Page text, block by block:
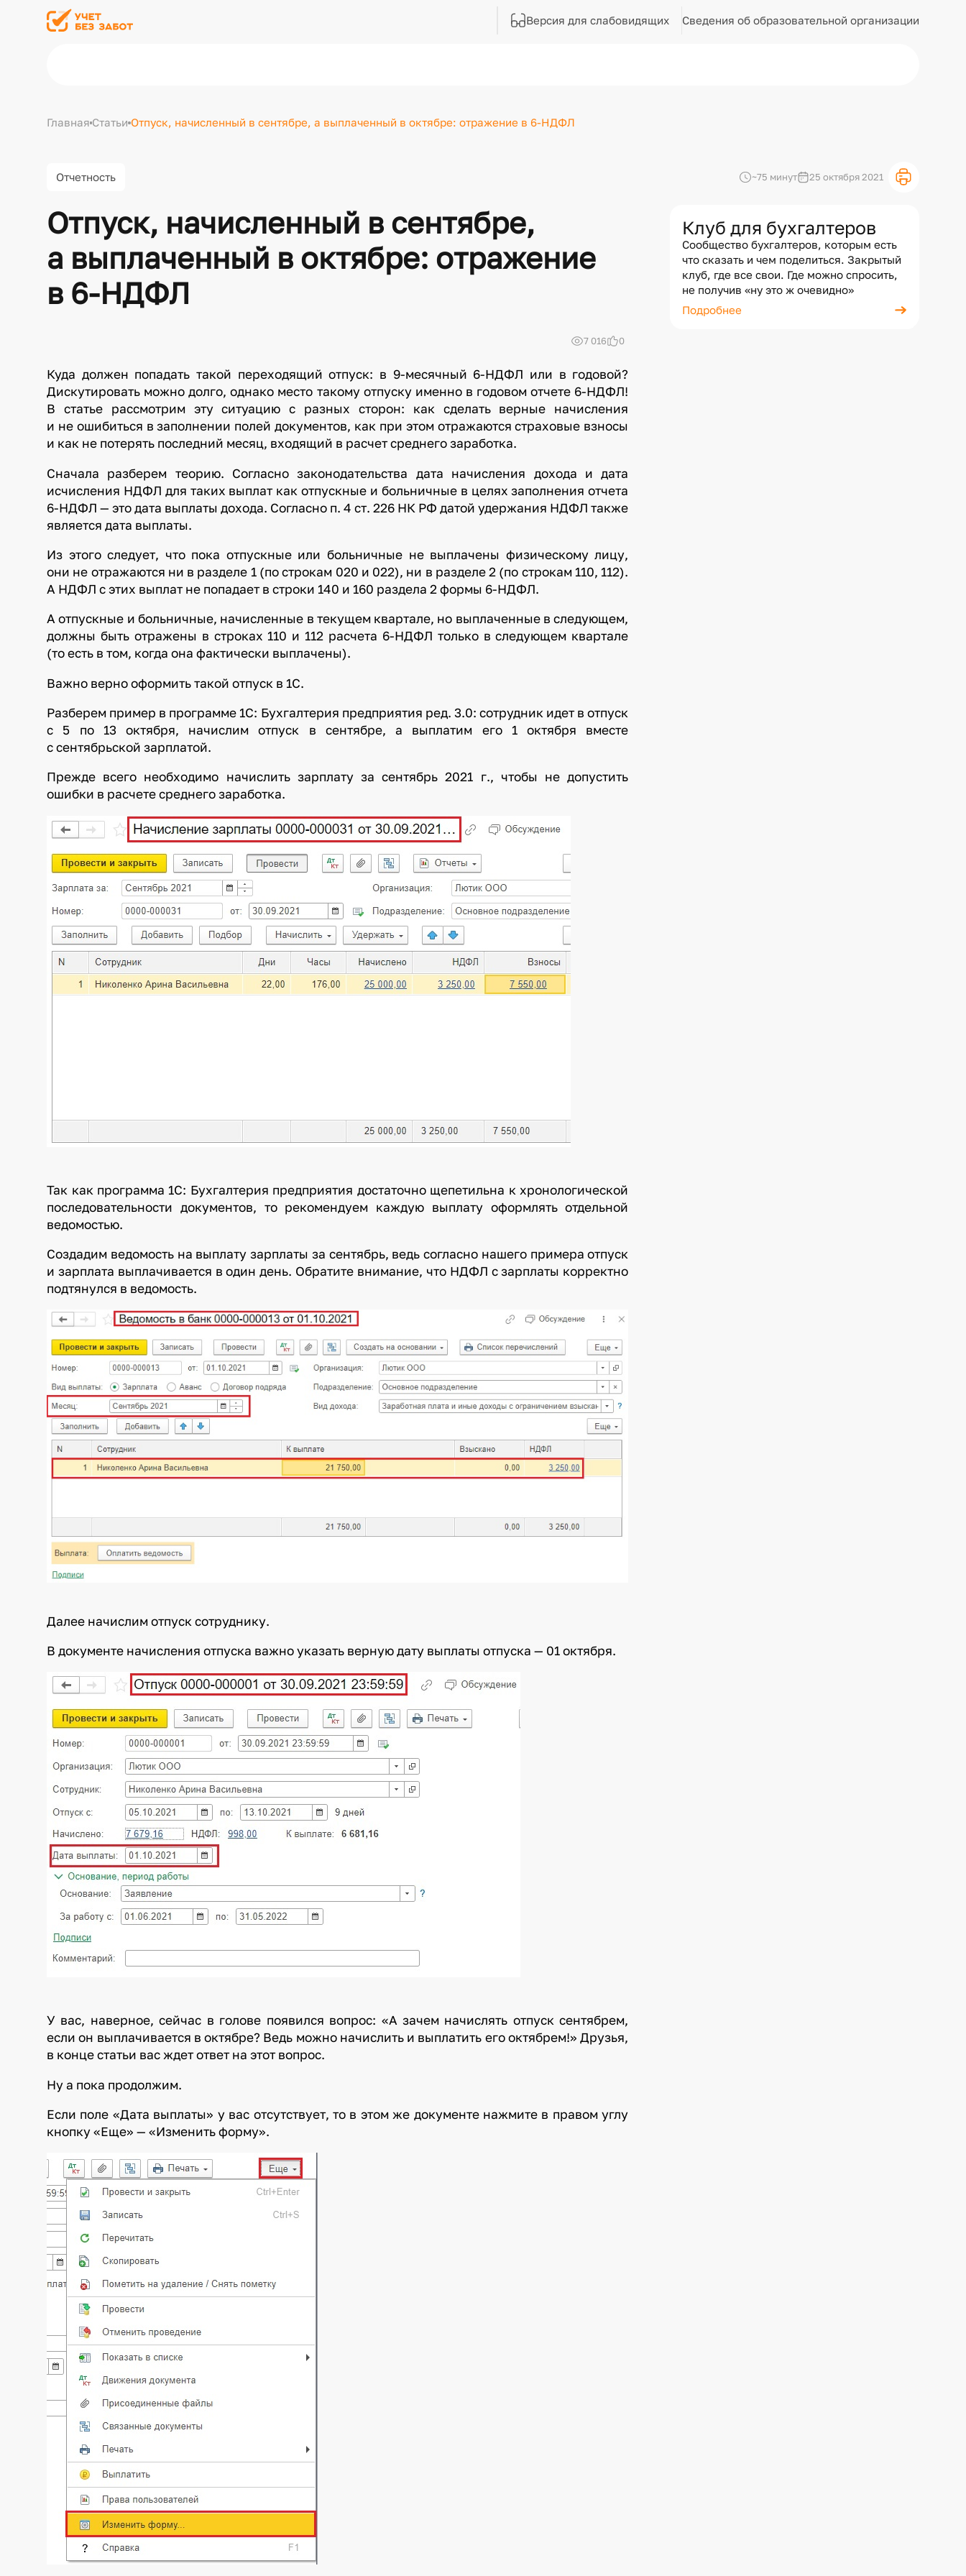
Версия для слабовидящих Сведения об образовательной организации
Главная СтатьиОтпуск, начисленный в сентябре, а выплаченный в октябре: отражение в 6-НДФЛ
Отчетность ~75 минут 25 октября 2021
Отпуск, начисленный в сентябре,
а выплаченный в октябре: отражение
в 6-НДФЛ
7 016 0
Куда должен попадать такой переходящий отпуск: в 9-месячный 6-НДФЛ или в годовой?
Дискутировать можно долго, однако место такому отпуску именно в годовом отчете 6-НДФЛ!
В статье рассмотрим эту ситуацию с разных сторон: как сделать верные начисления
и не ошибиться в заполнении полей документов, как при этом отражаются страховые взносы
и как не потерять последний месяц, входящий в расчет среднего заработка.
Сначала разберем теорию. Согласно законодательства дата начисления дохода и дата
исчисления НДФЛ для таких выплат как отпускные и больничные в целях заполнения отчета
6-НДФЛ — это дата выплаты дохода. Согласно п. 4 ст. 226 НК РФ датой удержания НДФЛ также
является дата выплаты.
Из этого следует, что пока отпускные или больничные не выплачены физическому лицу,
они не отражаются ни в разделе 1 (по строкам 020 и 022), ни в разделе 2 (по строкам 110, 112).
А НДФЛ с этих выплат не попадает в строки 140 и 160 раздела 2 формы 6-НДФЛ.
А отпускные и больничные, начисленные в текущем квартале, но выплаченные в следующем,
должны быть отражены в строках 110 и 112 расчета 6-НДФЛ только в следующем квартале
(то есть в том, когда она фактически выплачены).
Важно верно оформить такой отпуск в 1С.
Разберем пример в программе 1С: Бухгалтерия предприятия ред. 3.0: сотрудник идет в отпуск
с 5 по 13 октября, начислим отпуск в сентябре, а выплатим его 1 октября вместе
с сентябрьской зарплатой.
Прежде всего необходимо начислить зарплату за сентябрь 2021 г., чтобы не допустить
ошибки в расчете среднего заработка.
Так как программа 1С: Бухгалтерия предприятия достаточно щепетильна к хронологической
последовательности документов, то рекомендуем каждую выплату оформлять отдельной
ведомостью.
Создадим ведомость на выплату зарплаты за сентябрь, ведь согласно нашего примера отпуск
и зарплата выплачивается в один день. Обратите внимание, что НДФЛ с зарплаты корректно
подтянулся в ведомость.
Далее начислим отпуск сотруднику.
В документе начисления отпуска важно указать верную дату выплаты отпуска — 01 октября.
У вас, наверное, сейчас в голове появился вопрос: «А зачем начислять отпуск сентябрем,
если он выплачивается в октябре? Ведь можно начислить и выплатить его октябрем!» Друзья,
в конце статьи вас ждет ответ на этот вопрос.
Ну а пока продолжим.
Если поле «Дата выплаты» у вас отсутствует, то в этом же документе нажмите в правом углу
кнопку «Еще» — «Изменить форму».
Клуб для бухгалтеров
Сообщество бухгалтеров, которым есть
что сказать и чем поделиться. Закрытый
клуб, где все свои. Где можно спросить,
не получив «ну это ж очевидно»
Подробнее